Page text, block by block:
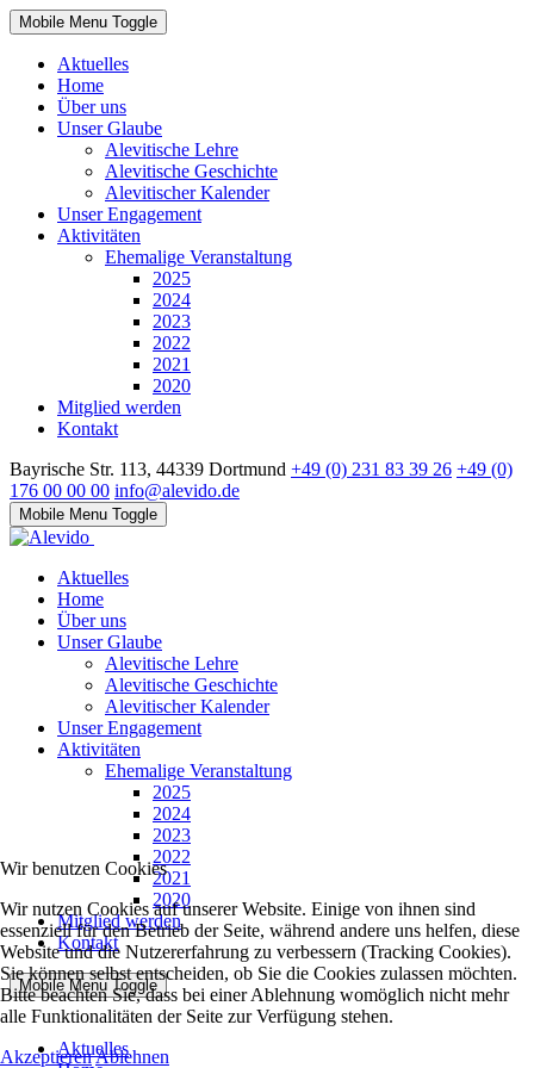
Mobile Menu Toggle
Aktuelles
Home
Über uns
Unser Glaube
Alevitische Lehre
Alevitische Geschichte
Alevitischer Kalender
Unser Engagement
Aktivitäten
Ehemalige Veranstaltung
2025
2024
2023
2022
2021
2020
Mitglied werden
Kontakt
Bayrische Str. 113, 44339 Dortmund +49 (0) 231 83 39 26 +49 (0)
176 00 00 00 info@alevido.de
Mobile Menu Toggle
Aktuelles
Home
Über uns
Unser Glaube
Alevitische Lehre
Alevitische Geschichte
Alevitischer Kalender
Unser Engagement
Aktivitäten
Ehemalige Veranstaltung
2025
2024
2023
2022
2021
2020
Mitglied werden
Kontakt
Mobile Menu Toggle
Aktuelles
Wir benutzen Cookies
Wir nutzen Cookies auf unserer Website. Einige von ihnen sind
essenziell für den Betrieb der Seite, während andere uns helfen, diese
Website und die Nutzererfahrung zu verbessern (Tracking Cookies).
Sie können selbst entscheiden, ob Sie die Cookies zulassen möchten.
Bitte beachten Sie, dass bei einer Ablehnung womöglich nicht mehr
alle Funktionalitäten der Seite zur Verfügung stehen.
AkzeptierenAblehnen